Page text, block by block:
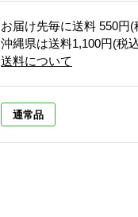
お届け先毎に送料 550円(
沖縄県は送料1,100円(税
送料について
通常品